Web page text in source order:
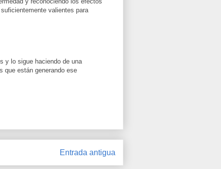
valientes para
y lo sigue haciendo de una
que están generando ese
Entrada antigua